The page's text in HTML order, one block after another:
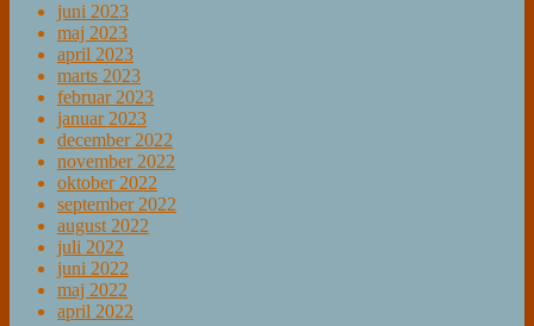
juni 2023
maj 2023
april 2023
marts 2023
februar 2023
januar 2023
december 2022
november 2022
oktober 2022
september 2022
august 2022
juli 2022
juni 2022
maj 2022
april 2022